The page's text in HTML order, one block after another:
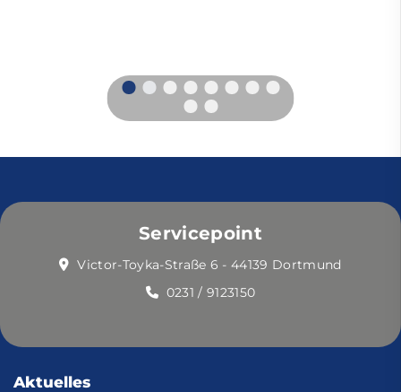
Servicepoint
Victor-Toyka-Straße 6 - 44139 Dortmund
0231 / 9123150
Aktuelles